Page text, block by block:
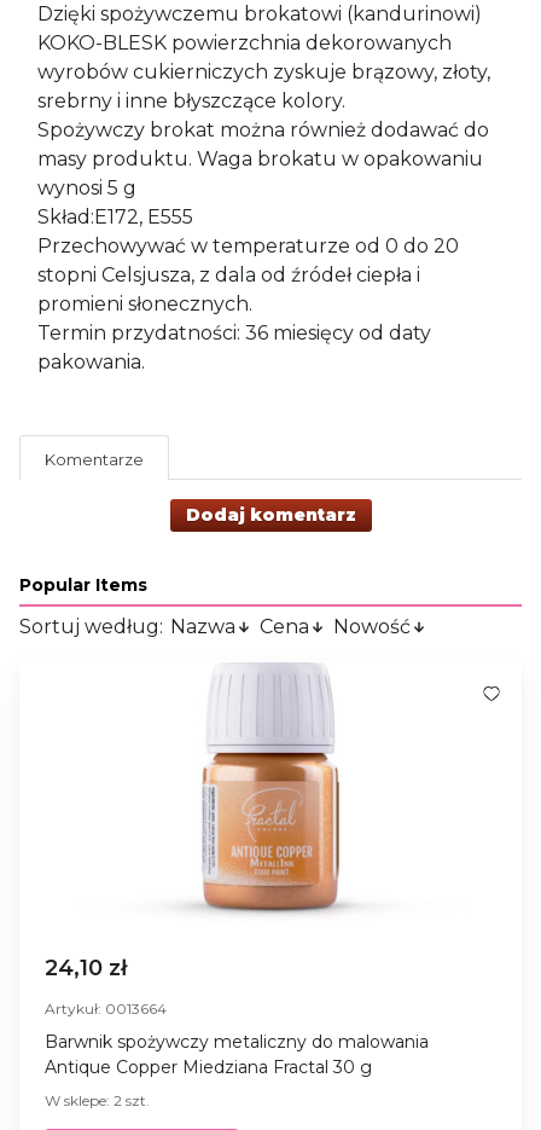
Dzięki spożywczemu brokatowi (kandurinowi)
KOKO-BLESK powierzchnia dekorowanych
wyrobów cukierniczych zyskuje brązowy, złoty,
srebrny i inne błyszczące kolory.
Spożywczy brokat można również dodawać do
masy produktu. Waga brokatu w opakowaniu
wynosi 5 g
Skład:E172, E555
Przechowywać w temperaturze od 0 do 20
stopni Celsjusza, z dala od źródeł ciepła i
promieni słonecznych.
Termin przydatności: 36 miesięcy od daty
pakowania.
Komentarze
Dodaj komentarz
Popular Items
Sortuj według: Nazwa Cena Nowość
24,10 zł
Artykuł: 0013664
Barwnik spożywczy metaliczny do malowania
Antique Copper Miedziana Fractal 30 g
W sklepe: 2 szt.